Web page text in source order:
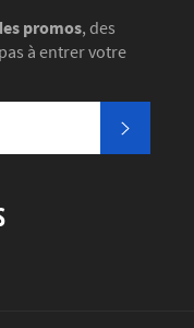
promos, des
à entrer votre